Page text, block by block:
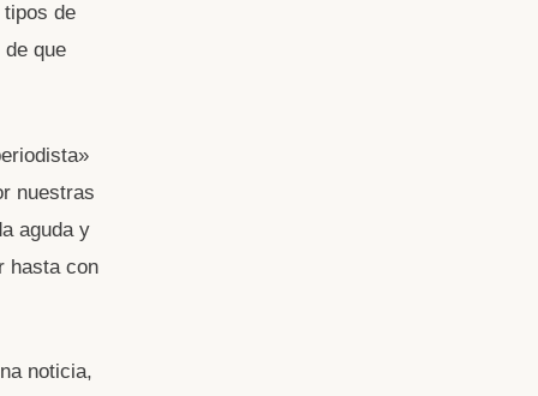
de
que
nuestras
aguda y
hasta con
noticia,